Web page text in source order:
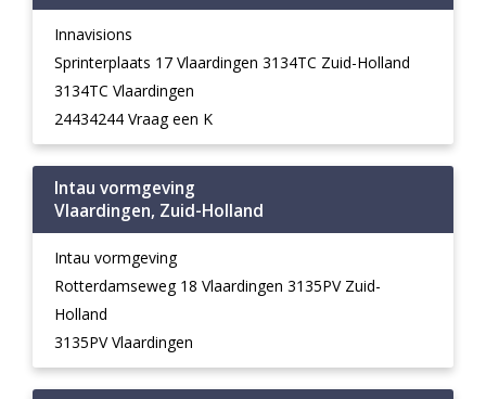
Innavisions
Sprinterplaats 17 Vlaardingen 3134TC Zuid-Holland
3134TC Vlaardingen
24434244 Vraag een K
Intau vormgeving
Vlaardingen, Zuid-Holland
Intau vormgeving
Rotterdamseweg 18 Vlaardingen 3135PV Zuid-
Holland
3135PV Vlaardingen